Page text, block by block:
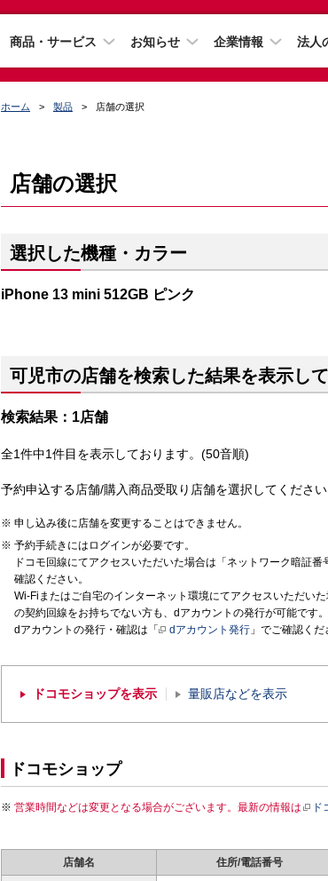
商品・サービス お知らせ 企業情報 法人
ホーム 製品 店舗の選択
店舗の選択
選択した機種・カラー
iPhone 13 mini 512GB ピンク
可児市の店舗を検索した結果を表示し
検索結果：1店舗
全1件中1件目を表示しております。(50音順)
予約申込する店舗/購入商品受取り店舗を選択してください
申し込み後に店舗を変更することはできません。
予約手続きにはログインが必要です。
ドコモ回線にてアクセスいただいた場合は「ネットワーク暗証
確認ください。
Wi-Fiまたはご自宅のインターネット環境にてアクセスいただい
の契約回線をお持ちでない方も、dアカウントの発行が可能です。
dアカウントの発行・確認は「
dアカウント発行 」でご確認くだ
ドコモショップを表示 量販店などを表示
ドコモショップ
営業時間などは変更となる場合がございます。最新の情報は ド
店舗名 住所/電話番号